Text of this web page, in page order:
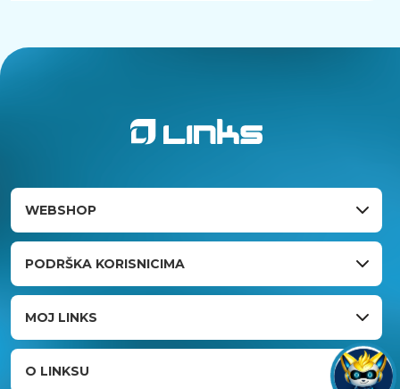
WEBSHOP
PODRŠKA KORISNICIMA
MOJ LINKS
O LINKSU